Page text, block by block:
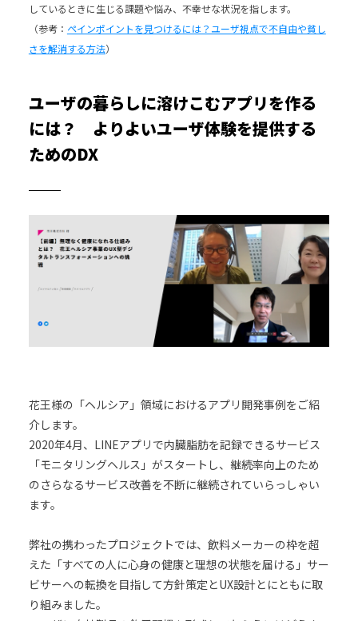
しているときに生じる課題や悩み、不幸せな状況を指します。
（参考： ペインポイントを見つけるには？ユーザ視点で不自由や貧し
さを解消する方法）
ユーザの暮らしに溶けこむアプリを作る
には？ よりよいユーザ体験を提供する
ためのDX
花王様の「ヘルシア」領域におけるアプリ開発事例をご紹
介します。
2020年4月、LINEアプリで内臓脂肪を記録できるサービス
「モニタリングヘルス」がスタートし、継続率向上のため
のさらなるサービス改善を不断に継続されていらっしゃい
ます。
弊社の携わったプロジェクトでは、飲料メーカーの枠を超
えた「すべての人に心身の健康と理想の状態を届ける」サー
ビサーへの転換を目指して方針策定とUX設計とにともに取
り組みました。